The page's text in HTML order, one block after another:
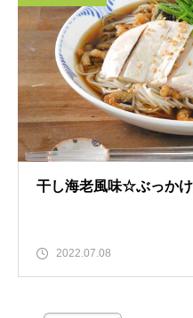
干し海老風味☆ぶっか
2022.07.08